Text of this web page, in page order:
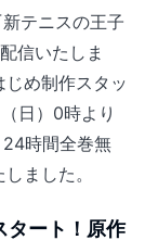
テニスの王子
信いたしま
め制作スタッ
日）0時より
時間全巻無
ました。
タート！原作